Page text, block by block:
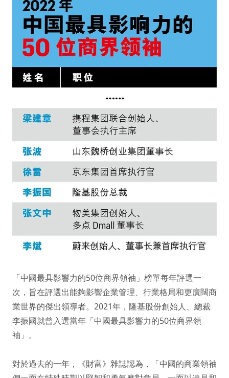
「中國最具影響力的50位商界領袖」榜單每年評選一
次，旨在評選出能夠影響企業管理、行業格局和更廣闊商
業世界的傑出領導者。2021年，隆基股份創始人、總裁
李振國就曾入選當年「中國最具影響力的50位商界領
袖」。
對於過去的一年，《財富》雜誌認為，「中國的商業領袖